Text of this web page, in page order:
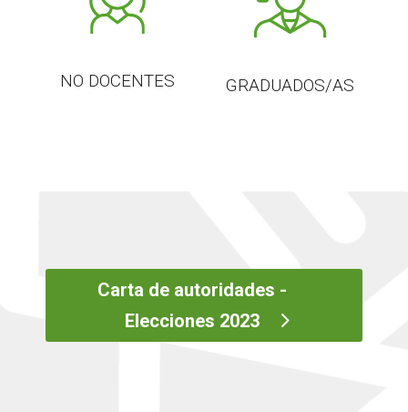
NO DOCENTES GRADUADOS/AS
Carta de autoridades -
Elecciones 2023